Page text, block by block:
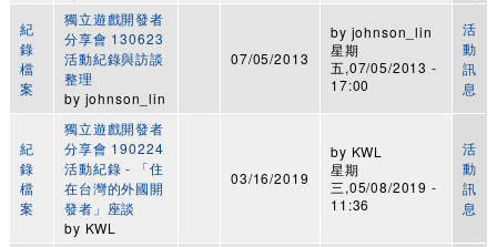
紀
錄
檔
案
獨立遊戲開發者
分享會 130623
活動紀錄與訪談
整理
by johnson_lin
07/05/2013
by johnson_lin
星期
五,07/05/2013 -
17:00
活
動
訊
息
紀
錄
檔
案
獨立遊戲開發者
分享會 190224
活動紀錄 - 「住
在台灣的外國開
發者」座談
by KWL
03/16/2019
by KWL
星期
三,05/08/2019 -
11:36
活
動
訊
息